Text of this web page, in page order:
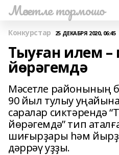
Мәсетле тормошо
Конкурстар 25 ДЕКАБРЯ 2020, 06:45
Тыуған илем
йөрәгемдә
Мәсетле районының
90 йыл тулыу
саралар сиктәрендә
йөрәгемдә” тип
шиғырҙары һәм
дәррәү уҙҙы.